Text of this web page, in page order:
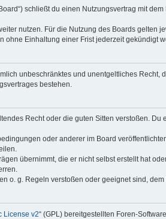
schließt du einen Nutzungsvertrag mit
nutzen. Für die Nutzung des Boards gelten
ohne Einhaltung einer Frist jederzeit gekündigt
unbeschränktes und unentgeltliches Recht,
bestehen.
Recht oder die guten Sitten verstoßen.
oder anderer im Board
übernimmt, die er nicht selbst erstellt hat
o. g. Regeln verstoßen oder geeignet sind,
License v2“ (GPL) bereitgestellten Foren-